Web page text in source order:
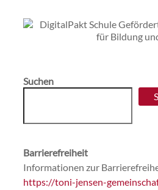
Suchen
Barrierefreiheit
Informationen zur
https://toni-jensen-